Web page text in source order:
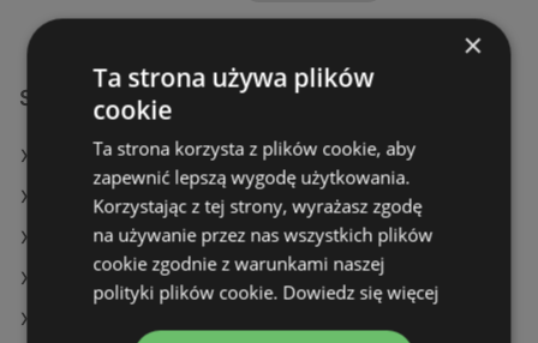
Sklepy KiK w:
KiK w Opole Lubelskie
KiK w Grodzisk Mazowiecki
KiK w Strzelce Opolskie
KiK w Wolsztyn
×
Ta strona używa plików
cookie
Ta strona korzysta z plików cookie, aby
zapewnić lepszą wygodę użytkowania.
Korzystając z tej strony, wyrażasz zgodę
na używanie przez nas wszystkich plików
cookie zgodnie z warunkami naszej
polityki plików cookie. Dowiedz się więcej